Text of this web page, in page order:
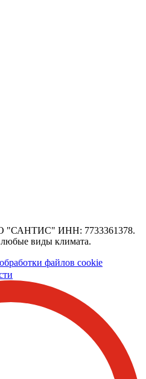
"САНТИС" ИНН: 7733361378.
виды климата.
файлов cookie